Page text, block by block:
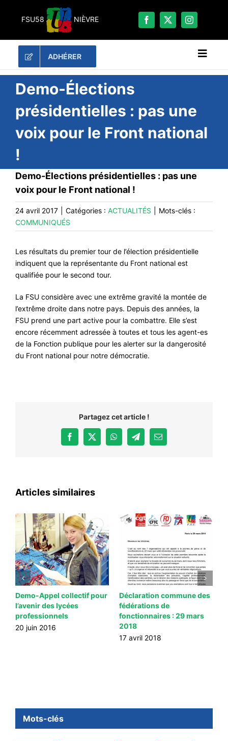
FSU58 NIÈVRE
ADHÉRER
LES UNES
#ACTUALITÉS
DOSSIERS
PUBLICATIONS
CONTACT
#FORMATION
#ÉLECTIONS
#MÉDIAS
#DÉBATS
#PRESSE
Demo-Élections
présidentielles : pas une
voix pour le Front national
!
Demo-Élections présidentielles : pas une
voix pour le Front national !
24 avril 2017 Catégories : ACTUALITÉS
Mots-clés :
COMMUNIQUÉS
Les résultats du premier tour de l’élection présidentielle
indiquent que la représentante du Front national est
qualifiée pour le second tour.
La FSU considère avec une extrême gravité la montée de
l’extrême droite dans notre pays. Depuis des années, la
FSU prend une part active pour la combattre. Elle s’est
encore récemment adressée à toutes et tous les agent-es
de la Fonction publique pour les alerter sur la dangerosité
du Front national pour notre démocratie.
Partagez cet article !
Facebook
X WhatsAppTelegramEmail
Articles similaires
Demo-Appel collectif pour
l’avenir des lycées
professionnels
20 juin 2016
Déclaration commune des
fédérations de
fonctionnaires : 29 mars
2018
17 avril 2018
Mots-clés